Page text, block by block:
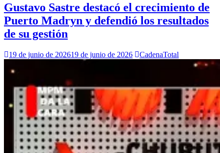
Gustavo Sastre destacó el crecimiento de
Puerto Madryn y defendió los resultados
de su gestión
19 de junio de 202619 de junio de 2026 CadenaTotal